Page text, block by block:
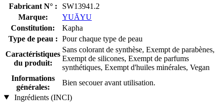
Fabricant N° :
SW13941.2
Marque:
YUĀYU
Constitution:
Kapha
Type de peau : Pour chaque type de peau
Caractéristiques
du produit:
Sans colorant de synthèse, Exempt de parabènes,
Exempt de silicones, Exempt de parfums
synthétiques, Exempt d'huiles minérales, Vegan
Informations
générales:
Bien secouer avant utilisation.
Ingrédients (INCI)